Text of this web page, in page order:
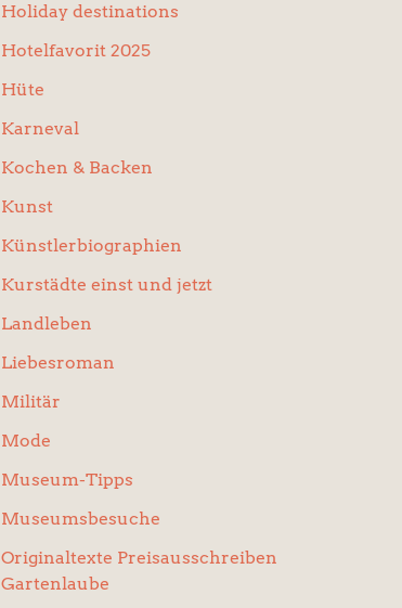
Holiday destinations
Hotelfavorit 2025
Hüte
Karneval
Kochen & Backen
Kunst
Künstlerbiographien
Kurstädte einst und jetzt
Landleben
Liebesroman
Militär
Mode
Museum-Tipps
Museumsbesuche
Originaltexte Preisausschreiben
Gartenlaube